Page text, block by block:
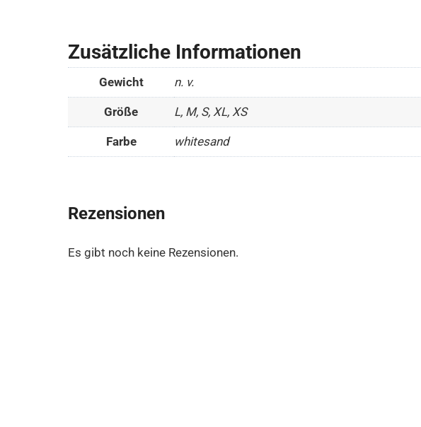
Zusätzliche Informationen
Gewicht n. v.
Größe L, M, S, XL, XS
Farbe whitesand
Rezensionen
Es gibt noch keine Rezensionen.